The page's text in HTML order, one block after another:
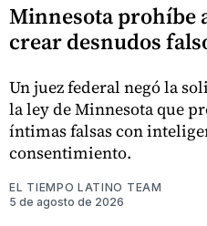
Minnesota prohíbe
crear desnudos
Un juez federal negó la
la ley de Minnesota que
íntimas falsas con
consentimiento.
EL TIEMPO LATINO TEAM
5 de agosto de 2026